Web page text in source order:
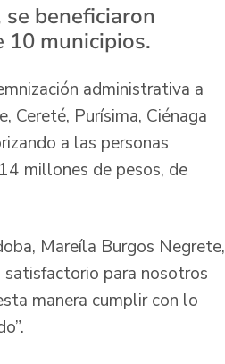
beneficiaron
10 municipios.
administrativa a
Cereté, Purísima, Ciénaga
a las personas
millones de pesos, de
Mareíla Burgos Negrete,
satisfactorio para nosotros
manera cumplir con lo